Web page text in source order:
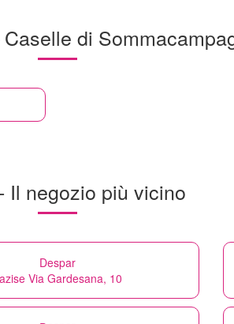
di
Il negozio più vicino
Despar
Via Gardesana, 10